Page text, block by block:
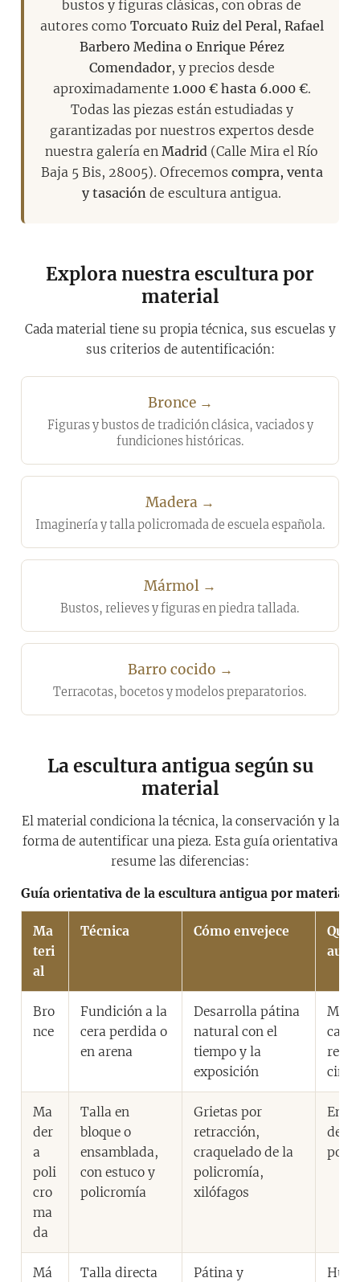
bustos y figuras clásicas, con obras de
autores como Torcuato Ruiz del Peral, Rafael
Barbero Medina o Enrique Pérez
Comendador, y precios desde
aproximadamente 1.000 € hasta 6.000 €.
Todas las piezas están estudiadas y
garantizadas por nuestros expertos desde
nuestra galería en Madrid (Calle Mira el Río
Baja 5 Bis, 28005). Ofrecemos compra, venta
y tasación de escultura antigua.
Explora nuestra escultura por
material
Cada material tiene su propia técnica, sus escuelas y
sus criterios de autentificación:
Bronce →
Figuras y bustos de tradición clásica, vaciados y
fundiciones históricas.
Madera →
Imaginería y talla policromada de escuela española.
Mármol →
Bustos, relieves y figuras en piedra tallada.
Barro cocido →
Terracotas, bocetos y modelos preparatorios.
La escultura antigua según su
material
El material condiciona la técnica, la conservación y la
forma de autentificar una pieza. Esta guía orientativa
resume las diferencias:
Guía orientativa de la escultura antigua por material
Ma
teri
al
Técnica Cómo envejece
Qué
Bro
nce
Fundición a la
cera perdida o
en arena
Desarrolla pátina
natural con el
tiempo y la
exposición
Ma
der
a
poli
cro
ma
da
Talla en
bloque o
ensamblada,
con estuco y
policromía
Grietas por
retracción,
craquelado de la
policromía,
xilófagos
de
Má
Talla directa
Pátina y